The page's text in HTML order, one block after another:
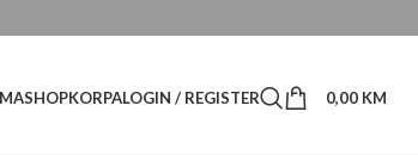
SHOPKORPALOGIN / REGISTER 0,00 KM